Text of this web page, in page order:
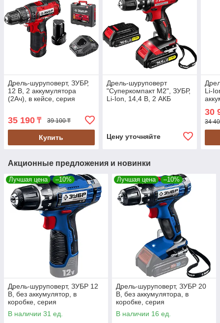
Дрель-шуруповерт, ЗУБР,
12 В, 2 аккумулятора
(2Ач), в кейсе, серия
35 190 ₸ 39 100 ₸
Купить
Дрель-шуруповерт
"Суперкомпакт М2", ЗУБР,
Li-Ion, 14,4 В, 2 АКБ
Цену уточняйте
Li-
30
34
Акционные предложения и новинки
Лучшая цена –10%
Дрель-шуруповерт, ЗУБР 12
В, без аккумулятор, в
коробке, серия
"Профессионал" (DL-121)
В наличии 31 ед.
Лучшая цена –10%
Дрель-шуруповерт, ЗУБР 20
В, без аккумулятора, в
коробке, серия
"Профессионал" (DL-201)
В наличии 16 ед.